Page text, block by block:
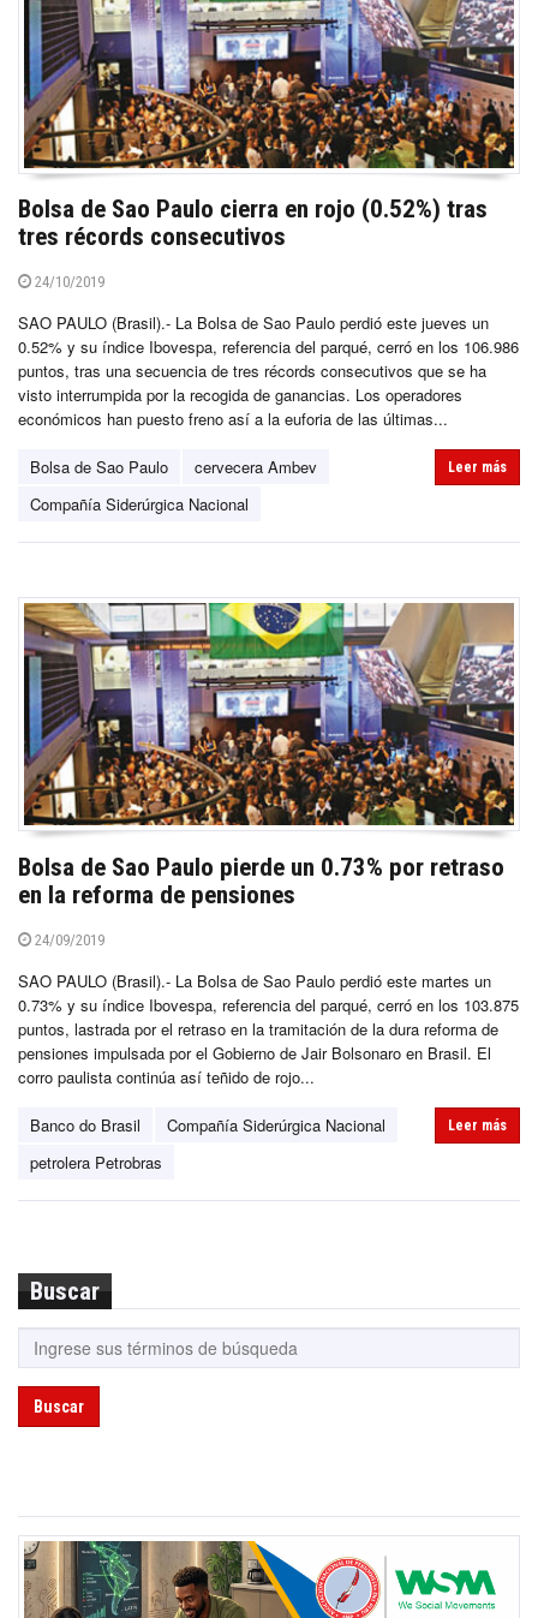
Bolsa de Sao Paulo cierra en rojo (0.52%) tras
tres récords consecutivos
24/10/2019
SAO PAULO (Brasil).- La Bolsa de Sao Paulo perdió este jueves un
0.52% y su índice Ibovespa, referencia del parqué, cerró en los 106.986
puntos, tras una secuencia de tres récords consecutivos que se ha
visto interrumpida por la recogida de ganancias. Los operadores
económicos han puesto freno así a la euforia de las últimas...
Bolsa de Sao Paulo
cervecera Ambev
Compañía Siderúrgica Nacional
Leer más
Bolsa de Sao Paulo pierde un 0.73% por retraso
en la reforma de pensiones
24/09/2019
SAO PAULO (Brasil).- La Bolsa de Sao Paulo perdió este martes un
0.73% y su índice Ibovespa, referencia del parqué, cerró en los 103.875
puntos, lastrada por el retraso en la tramitación de la dura reforma de
pensiones impulsada por el Gobierno de Jair Bolsonaro en Brasil. El
corro paulista continúa así teñido de rojo...
Banco do Brasil
Compañía Siderúrgica Nacional
petrolera Petrobras
Leer más
Buscar
Buscar